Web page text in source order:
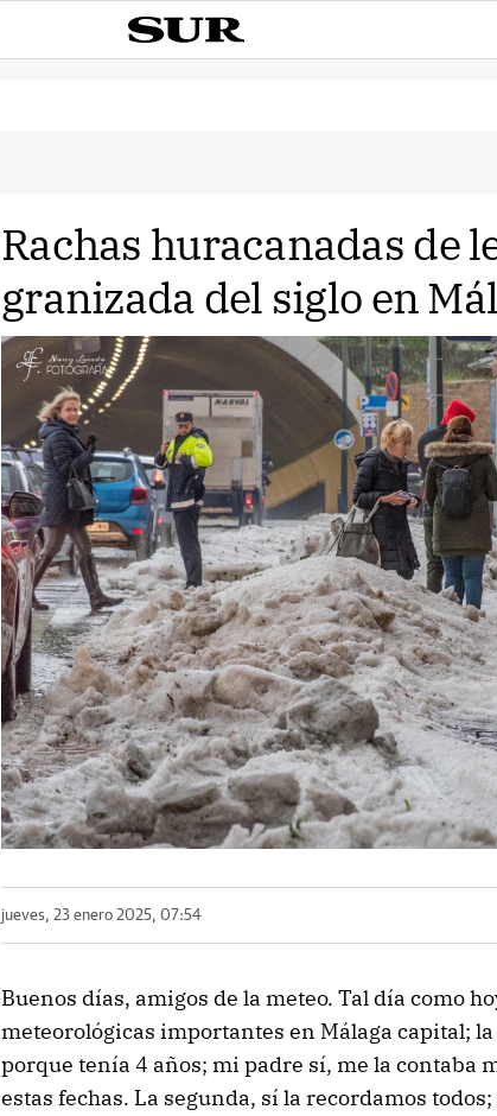
Rachas huracanadas de
granizada del siglo en
jueves, 23 enero 2025, 07:54
Buenos días, amigos de la meteo. Tal día como
meteorológicas importantes en Málaga capital;
porque tenía 4 años; mi padre sí, me la contaba
estas fechas. La segunda, sí la recordamos